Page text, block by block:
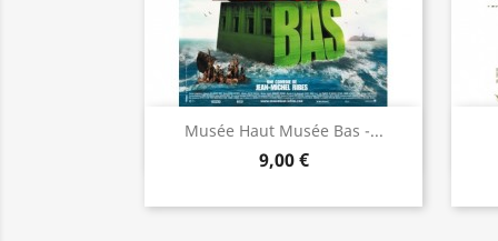
Musée Haut Musée Bas -...
9,00 €
 Aperçu rapide